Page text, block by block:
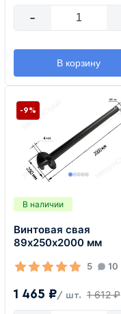
-
В корзину
В наличии
Винтовая свая
89х250х2000 мм
5 10
1 465 ₽/ шт. 1 612 ₽
-9%